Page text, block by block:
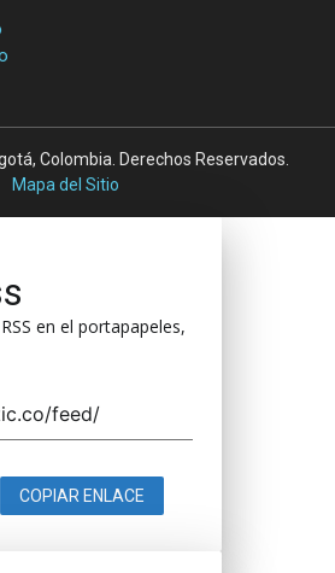
Colombia. Derechos Reservados.
Mapa del Sitio
en el portapapeles,
COPIAR ENLACE